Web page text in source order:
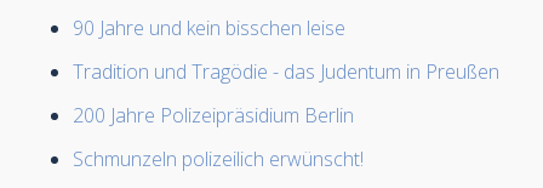
90 Jahre und kein bisschen leise
Tradition und Tragödie - das Judentum in Preußen
200 Jahre Polizeipräsidium Berlin
Schmunzeln polizeilich erwünscht!